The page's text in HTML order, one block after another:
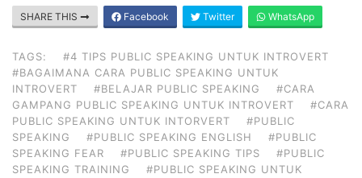
SHARE THIS Facebook Twitter WhatsApp
TAGS:
#4 TIPS PUBLIC SPEAKING UNTUK INTROVERT
#BAGAIMANA CARA PUBLIC SPEAKING UNTUK
INTROVERT
#BELAJAR PUBLIC SPEAKING
#CARA
GAMPANG PUBLIC SPEAKING UNTUK INTROVERT
#CARA
PUBLIC SPEAKING UNTUK INTORVERT
#PUBLIC
SPEAKING
#PUBLIC SPEAKING ENGLISH
#PUBLIC
SPEAKING FEAR
#PUBLIC SPEAKING TIPS
#PUBLIC
SPEAKING TRAINING
#PUBLIC SPEAKING UNTUK